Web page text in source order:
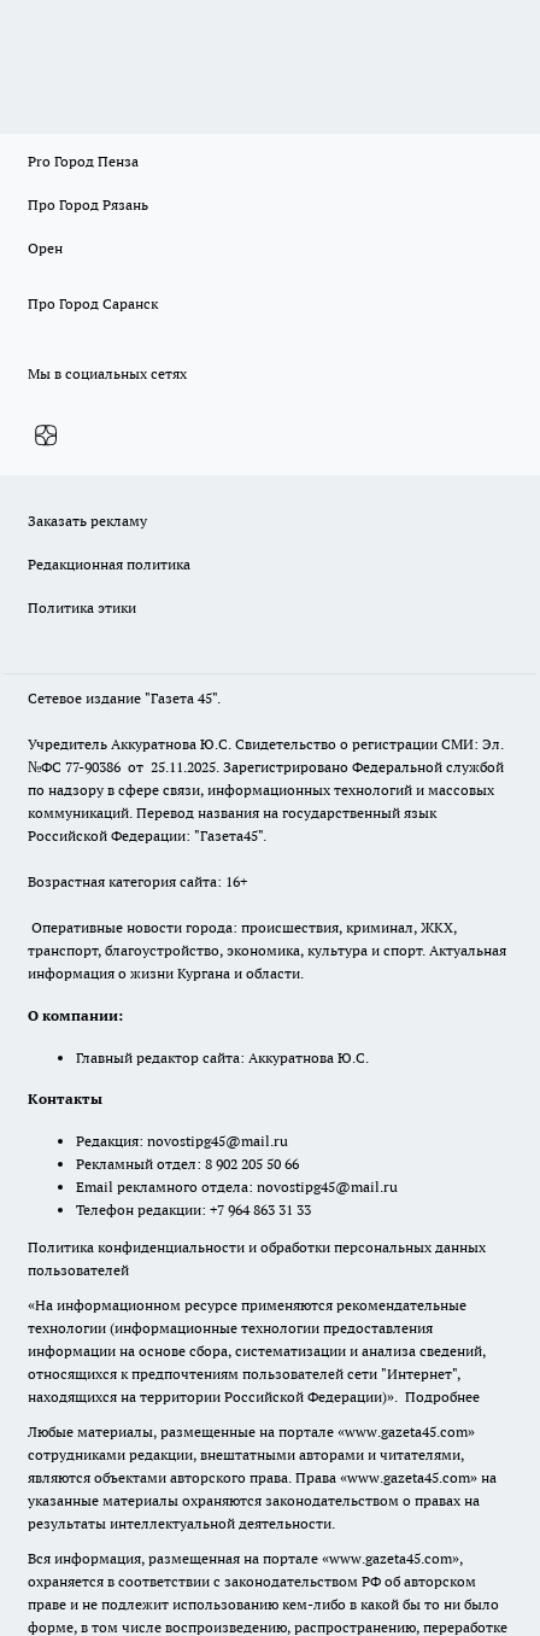
Pro Город Пенза
Про Город Рязань
Орен
Про Город Саранск
Мы в социальных сетях
Заказать рекламу
Редакционная политика
Политика этики
Сетевое издание "Газета 45".
Учредитель Аккуратнова Ю.С. Свидетельство о регистрации СМИ: Эл.
№ФС 77-90386 от 25.11.2025. Зарегистрировано Федеральной службой
по надзору в сфере связи, информационных технологий и массовых
коммуникаций. Перевод названия на государственный язык
Российской Федерации: "Газета45".
Возрастная категория сайта: 16+
Оперативные новости города: происшествия, криминал, ЖКХ,
транспорт, благоустройство, экономика, культура и спорт. Актуальная
информация о жизни Кургана и области.
О компании:
Главный редактор сайта: Аккуратнова Ю.С.
Контакты
Редакция: novostipg45@mail.ru
Рекламный отдел: 8 902 205 50 66
Email рекламного отдела: novostipg45@mail.ru
Телефон редакции: +7 964 863 31 33
Политика конфиденциальности и обработки персональных данных
пользователей
«На информационном ресурсе применяются рекомендательные
технологии (информационные технологии предоставления
информации на основе сбора, систематизации и анализа сведений,
относящихся к предпочтениям пользователей сети "Интернет",
находящихся на территории Российской Федерации)». Подробнее
Любые материалы, размещенные на портале «www.gazeta45.com»
сотрудниками редакции, внештатными авторами и читателями,
являются объектами авторского права. Права «www.gazeta45.com» на
указанные материалы охраняются законодательством о правах на
результаты интеллектуальной деятельности.
Вся информация, размещенная на портале «www.gazeta45.com»,
охраняется в соответствии с законодательством РФ об авторском
праве и не подлежит использованию кем-либо в какой бы то ни было
форме, в том числе воспроизведению, распространению, переработке